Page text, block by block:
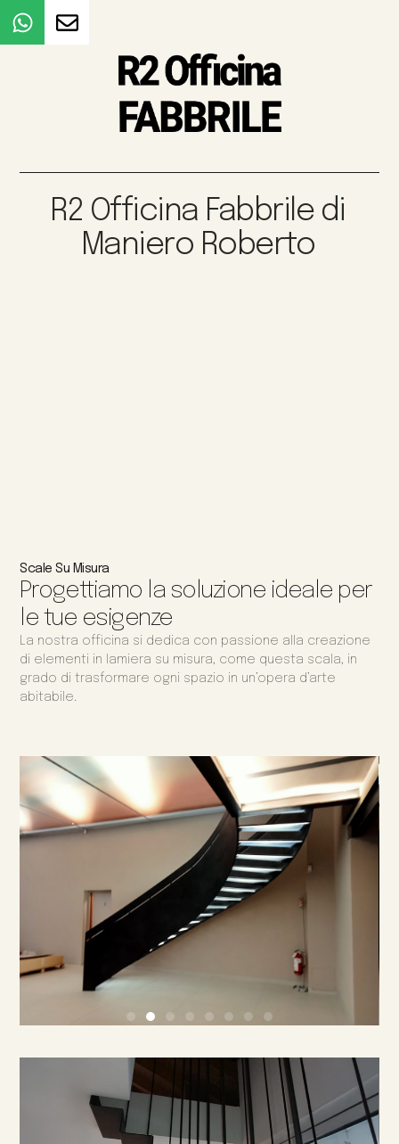
R2 Officina Fabbrile di
Maniero Roberto
Scale Su Misura
Progettiamo la soluzione ideale per
le tue esigenze
La nostra officina si dedica con passione alla creazione
di elementi in lamiera su misura, come questa scala, in
grado di trasformare ogni spazio in un’opera d’arte
abitabile.